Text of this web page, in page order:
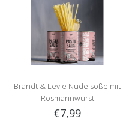
Brandt & Levie Nudelsoße mit
Rosmarinwurst
€7,99